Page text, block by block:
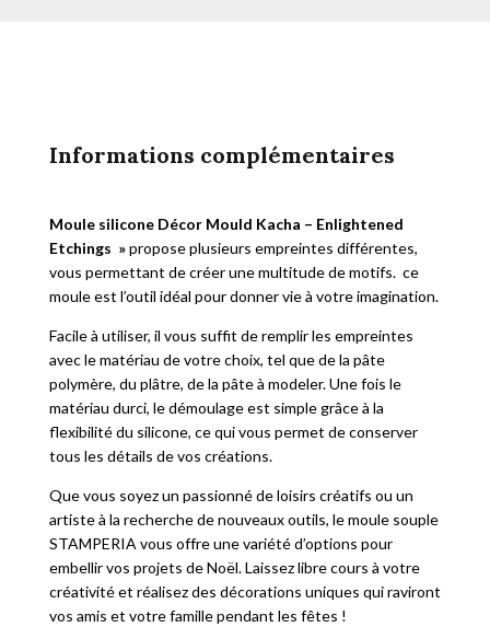
Informations complémentaires
Moule silicone Décor Mould Kacha – Enlightened
Etchings »propose plusieurs empreintes différentes,
vous permettant de créer une multitude de motifs. ce
moule est l’outil idéal pour donner vie à votre imagination.
Facile à utiliser, il vous suffit de remplir les empreintes
avec le matériau de votre choix, tel que de la pâte
polymère, du plâtre, de la pâte à modeler. Une fois le
matériau durci, le démoulage est simple grâce à la
flexibilité du silicone, ce qui vous permet de conserver
tous les détails de vos créations.
Que vous soyez un passionné de loisirs créatifs ou un
artiste à la recherche de nouveaux outils, le moule souple
STAMPERIA vous offre une variété d’options pour
embellir vos projets de Noël. Laissez libre cours à votre
créativité et réalisez des décorations uniques qui raviront
vos amis et votre famille pendant les fêtes !